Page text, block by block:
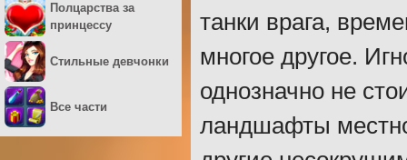
танки врага,
многое другое.
однозначно не
ландшафты
Полцарства за
принцессу
Стильные девчонки
Все части